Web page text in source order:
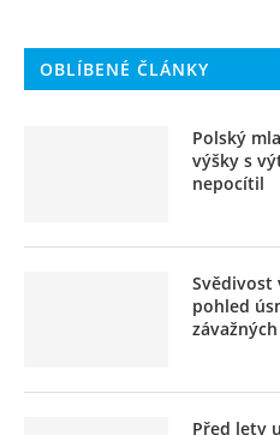
OBLÍBENÉ ČLÁNKY
Polský
výšky s
nepocítil
Svědivost
pohled
Před lety